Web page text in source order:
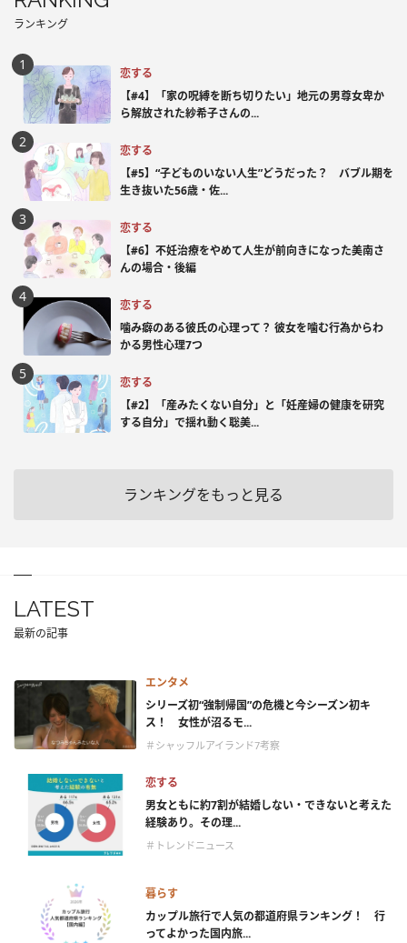
ランキング
恋する
【#4】「家の呪縛を断ち切りたい」地元の男尊女卑か
ら解放された紗希子さんの...
恋する
【#5】“子どものいない人生”どうだった？ バブル期を
生き抜いた56歳・佐...
恋する
【#6】不妊治療をやめて人生が前向きになった美南さ
んの場合・後編
恋する
噛み癖のある彼氏の心理って？ 彼女を噛む行為からわ
かる男性心理7つ
恋する
【#2】「産みたくない自分」と「妊産婦の健康を研究
する自分」で揺れ動く聡美...
ランキングをもっと見る
LATEST
最新の記事
エンタメ
シリーズ初“強制帰国”の危機と今シーズン初キ
ス！ 女性が沼るモ...
＃シャッフルアイランド7考察
恋する
男女ともに約7割が結婚しない・できないと考えた
経験あり。その理...
＃トレンドニュース
暮らす
カップル旅行で人気の都道府県ランキング！ 行
ってよかった国内旅...